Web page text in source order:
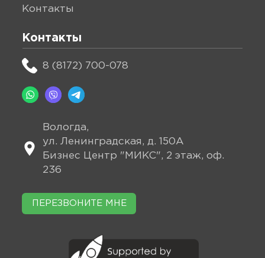
контакты
Контакты
8 (8172) 700-078
Вологда,
ул. Ленинградская, д. 150А
Бизнес Центр "МИКС", 2 этаж, оф.
236
ПЕРЕЗВОНИТЕ МНЕ